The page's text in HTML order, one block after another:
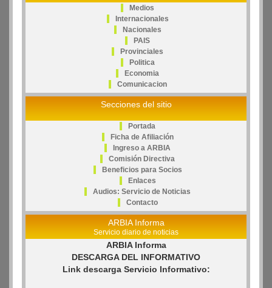
Medios
Internacionales
Nacionales
PAIS
Provinciales
Politica
Economia
Comunicacion
Secciones del sitio
Portada
Ficha de Afiliación
Ingreso a ARBIA
Comisión Directiva
Beneficios para Socios
Enlaces
Audios: Servicio de Noticias
Contacto
ARBIA Informa
Servicio diario de noticias
ARBIA Informa
DESCARGA DEL INFORMATIVO
Link descarga Servicio Informativo: